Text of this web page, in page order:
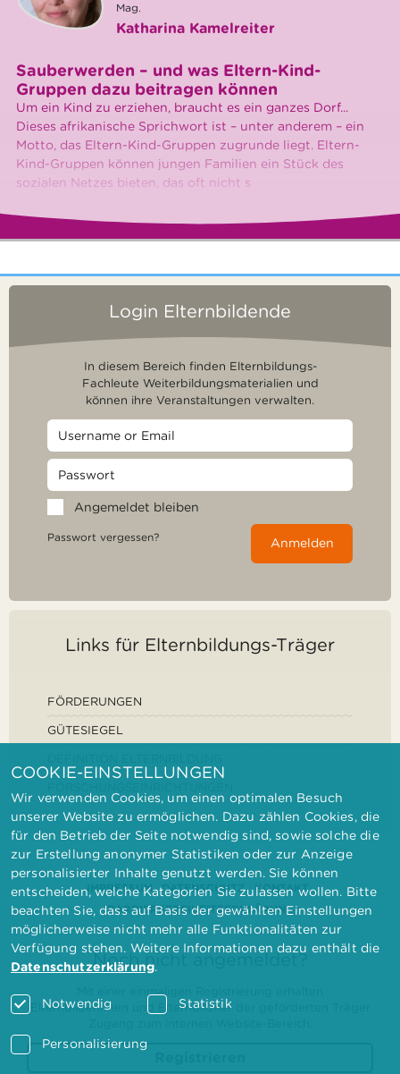
Mag.
Katharina Kamelreiter
Sauberwerden – und was Eltern-Kind-
Gruppen dazu beitragen können
Um ein Kind zu erziehen, braucht es ein ganzes Dorf...
Dieses afrikanische Sprichwort ist – unter anderem – ein
Motto, das Eltern-Kind-Gruppen zugrunde liegt. Eltern-
Kind-Gruppen können jungen Familien ein Stück des
sozialen Netzes bieten, das oft nicht s
Login Elternbildende
In diesem Bereich finden Elternbildungs-
Fachleute Weiterbildungsmaterialien und
können ihre Veranstaltungen verwalten.
Angemeldet bleiben
Passwort vergessen? Anmelden
Links für Elternbildungs-Träger
FÖRDERUNGEN
GÜTESIEGEL
IMPRESSUM DATENSCHUTZ
KONTAKT
BARRIEREFREIHEITSERKLÄRUNG
Noch nicht angemeldet?
Elternbilderinnen und Elternbildner der geförderten Träger
COOKIE-EINSTELLUNGEN
Wir verwenden Cookies, um einen optimalen Besuch
unserer Website zu ermöglichen. Dazu zählen Cookies, die
für den Betrieb der Seite notwendig sind, sowie solche die
zur Erstellung anonymer Statistiken oder zur Anzeige
personalisierter Inhalte genutzt werden. Sie können
entscheiden, welche Kategorien Sie zulassen wollen. Bitte
beachten Sie, dass auf Basis der gewählten Einstellungen
möglicherweise nicht mehr alle Funktionalitäten zur
Verfügung stehen. Weitere Informationen dazu enthält die
Datenschutzerklärung.
Notwendig Statistik
Personalisierung